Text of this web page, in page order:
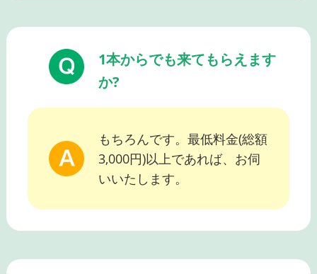
1本からでも来てもらえます
か?
もちろんです。最低料金(総額
3,000円)以上であれば、お伺
いいたします。